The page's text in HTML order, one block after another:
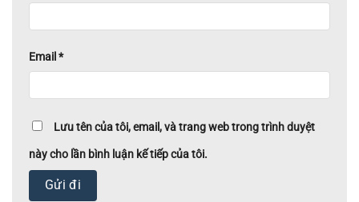
Email *
Lưu tên của tôi, email, và trang web trong trình duyệt
này cho lần bình luận kế tiếp của tôi.